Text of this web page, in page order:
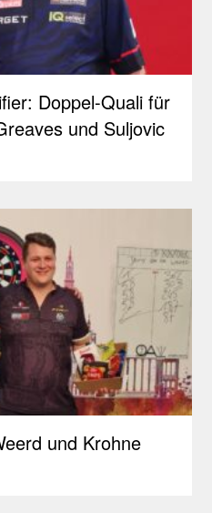
Doppel-Quali für
und Suljovic
und Krohne